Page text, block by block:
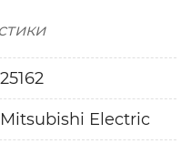
25162
Mitsubishi Electric